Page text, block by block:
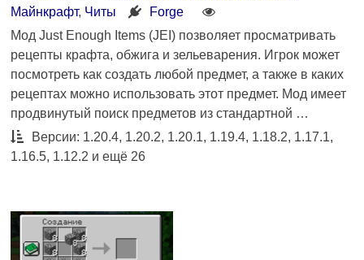
Майнкрафт, Читы
Forge
Мод Just Enough Items (JEI) позволяет просматривать
рецепты крафта, обжига и зельеварения. Игрок может
посмотреть как создать любой предмет, а также в каких
рецептах можно использовать этот предмет. Мод имеет
продвинутый поиск предметов из стандартной …
Версии: 1.20.4, 1.20.2, 1.20.1, 1.19.4, 1.18.2, 1.17.1,
1.16.5, 1.12.2 и ещё 26